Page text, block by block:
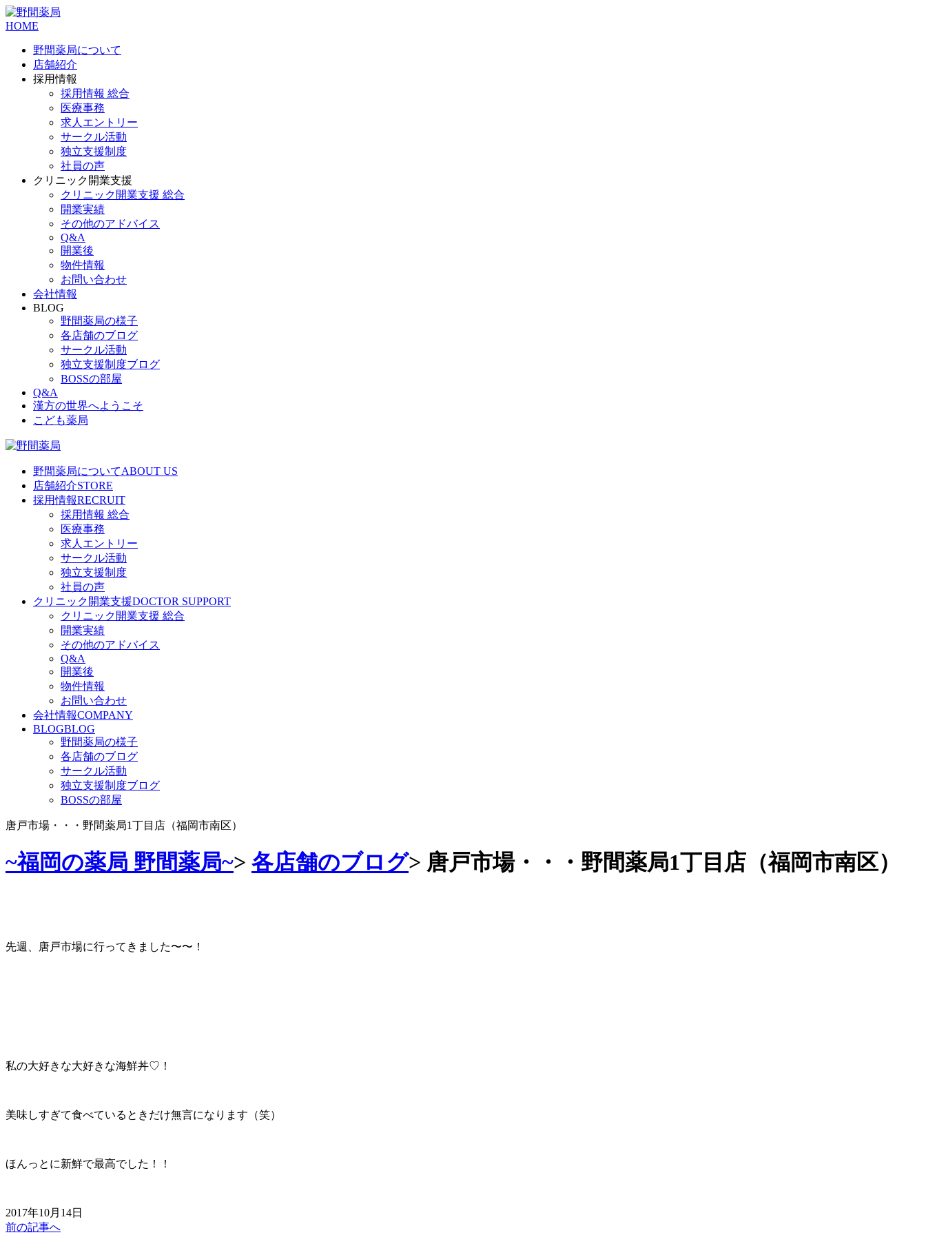
HOME
野間薬局について
店舗紹介
採用情報
採用情報 総合
医療事務
求人エントリー
サークル活動
独立支援制度
社員の声
クリニック開業支援
クリニック開業支援 総合
開業実績
その他のアドバイス
Q&A
開業後
物件情報
お問い合わせ
会社情報
BLOG
野間薬局の様子
各店舗のブログ
サークル活動
独立支援制度ブログ
BOSSの部屋
Q&A
漢方の世界へようこそ
こども薬局
野間薬局についてABOUT US
店舗紹介STORE
採用情報RECRUIT
採用情報 総合
医療事務
求人エントリー
サークル活動
独立支援制度
社員の声
クリニック開業支援DOCTOR SUPPORT
クリニック開業支援 総合
開業実績
その他のアドバイス
Q&A
開業後
物件情報
お問い合わせ
会社情報COMPANY
BLOGBLOG
野間薬局の様子
各店舗のブログ
サークル活動
独立支援制度ブログ
BOSSの部屋
唐戸市場・・・野間薬局1丁目店（福岡市南区）
~福岡の薬局 野間薬局~> 各店舗のブログ> 唐戸市場・・・野間薬局1丁目店（福岡市南区）
先週、唐戸市場に行ってきました〜〜！
私の大好きな大好きな海鮮丼♡！
美味しすぎて食べているときだけ無言になります（笑）
ほんっとに新鮮で最高でした！！
2017年10月14日
前の記事へ